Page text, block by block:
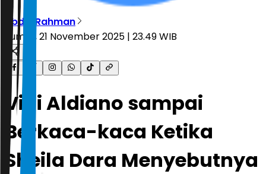
Abdul Rahman
Jumat, 21 November 2025 | 23.49 WIB
Vidi Aldiano sampai
Berkaca-kaca Ketika
Sheila Dara Menyebutnya